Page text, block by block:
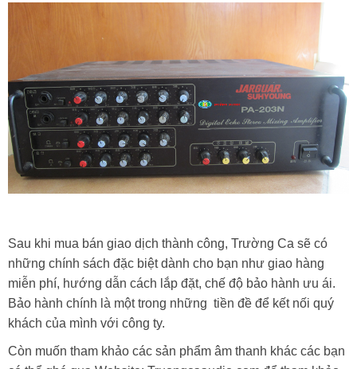
Sau khi mua bán giao dịch thành công, Trường Ca sẽ có
những chính sách đặc biệt dành cho bạn như giao hàng
miễn phí, hướng dẫn cách lắp đặt, chế độ bảo hành ưu ái.
Bảo hành chính là một trong những tiền đề để kết nối quý
khách của mình với công ty.
Còn muốn tham khảo các sản phẩm âm thanh khác các bạn